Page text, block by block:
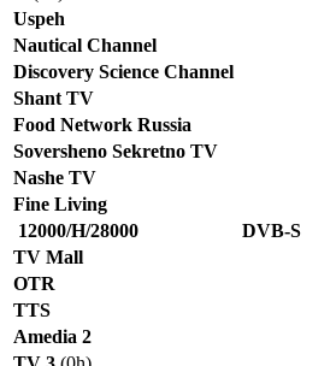
Uspeh
Nautical Channel
Discovery Science Channel
Shant TV
Food Network Russia
Soversheno Sekretno TV
Nashe TV
Fine Living
12000/H/28000
DVB-S
TV Mall
OTR
TTS
Amedia 2